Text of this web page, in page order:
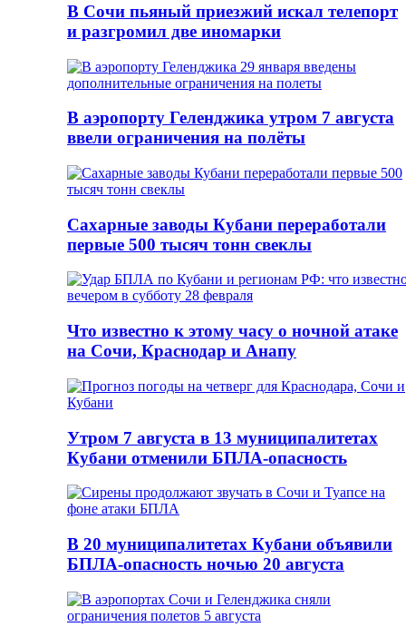
В Сочи пьяный приезжий искал телепорт
и разгромил две иномарки
В аэропорту Геленджика утром 7 августа
ввели ограничения на полёты
Сахарные заводы Кубани переработали
первые 500 тысяч тонн свеклы
Что известно к этому часу о ночной атаке
на Сочи, Краснодар и Анапу
Утром 7 августа в 13 муниципалитетах
Кубани отменили БПЛА-опасность
В 20 муниципалитетах Кубани объявили
БПЛА-опасность ночью 20 августа